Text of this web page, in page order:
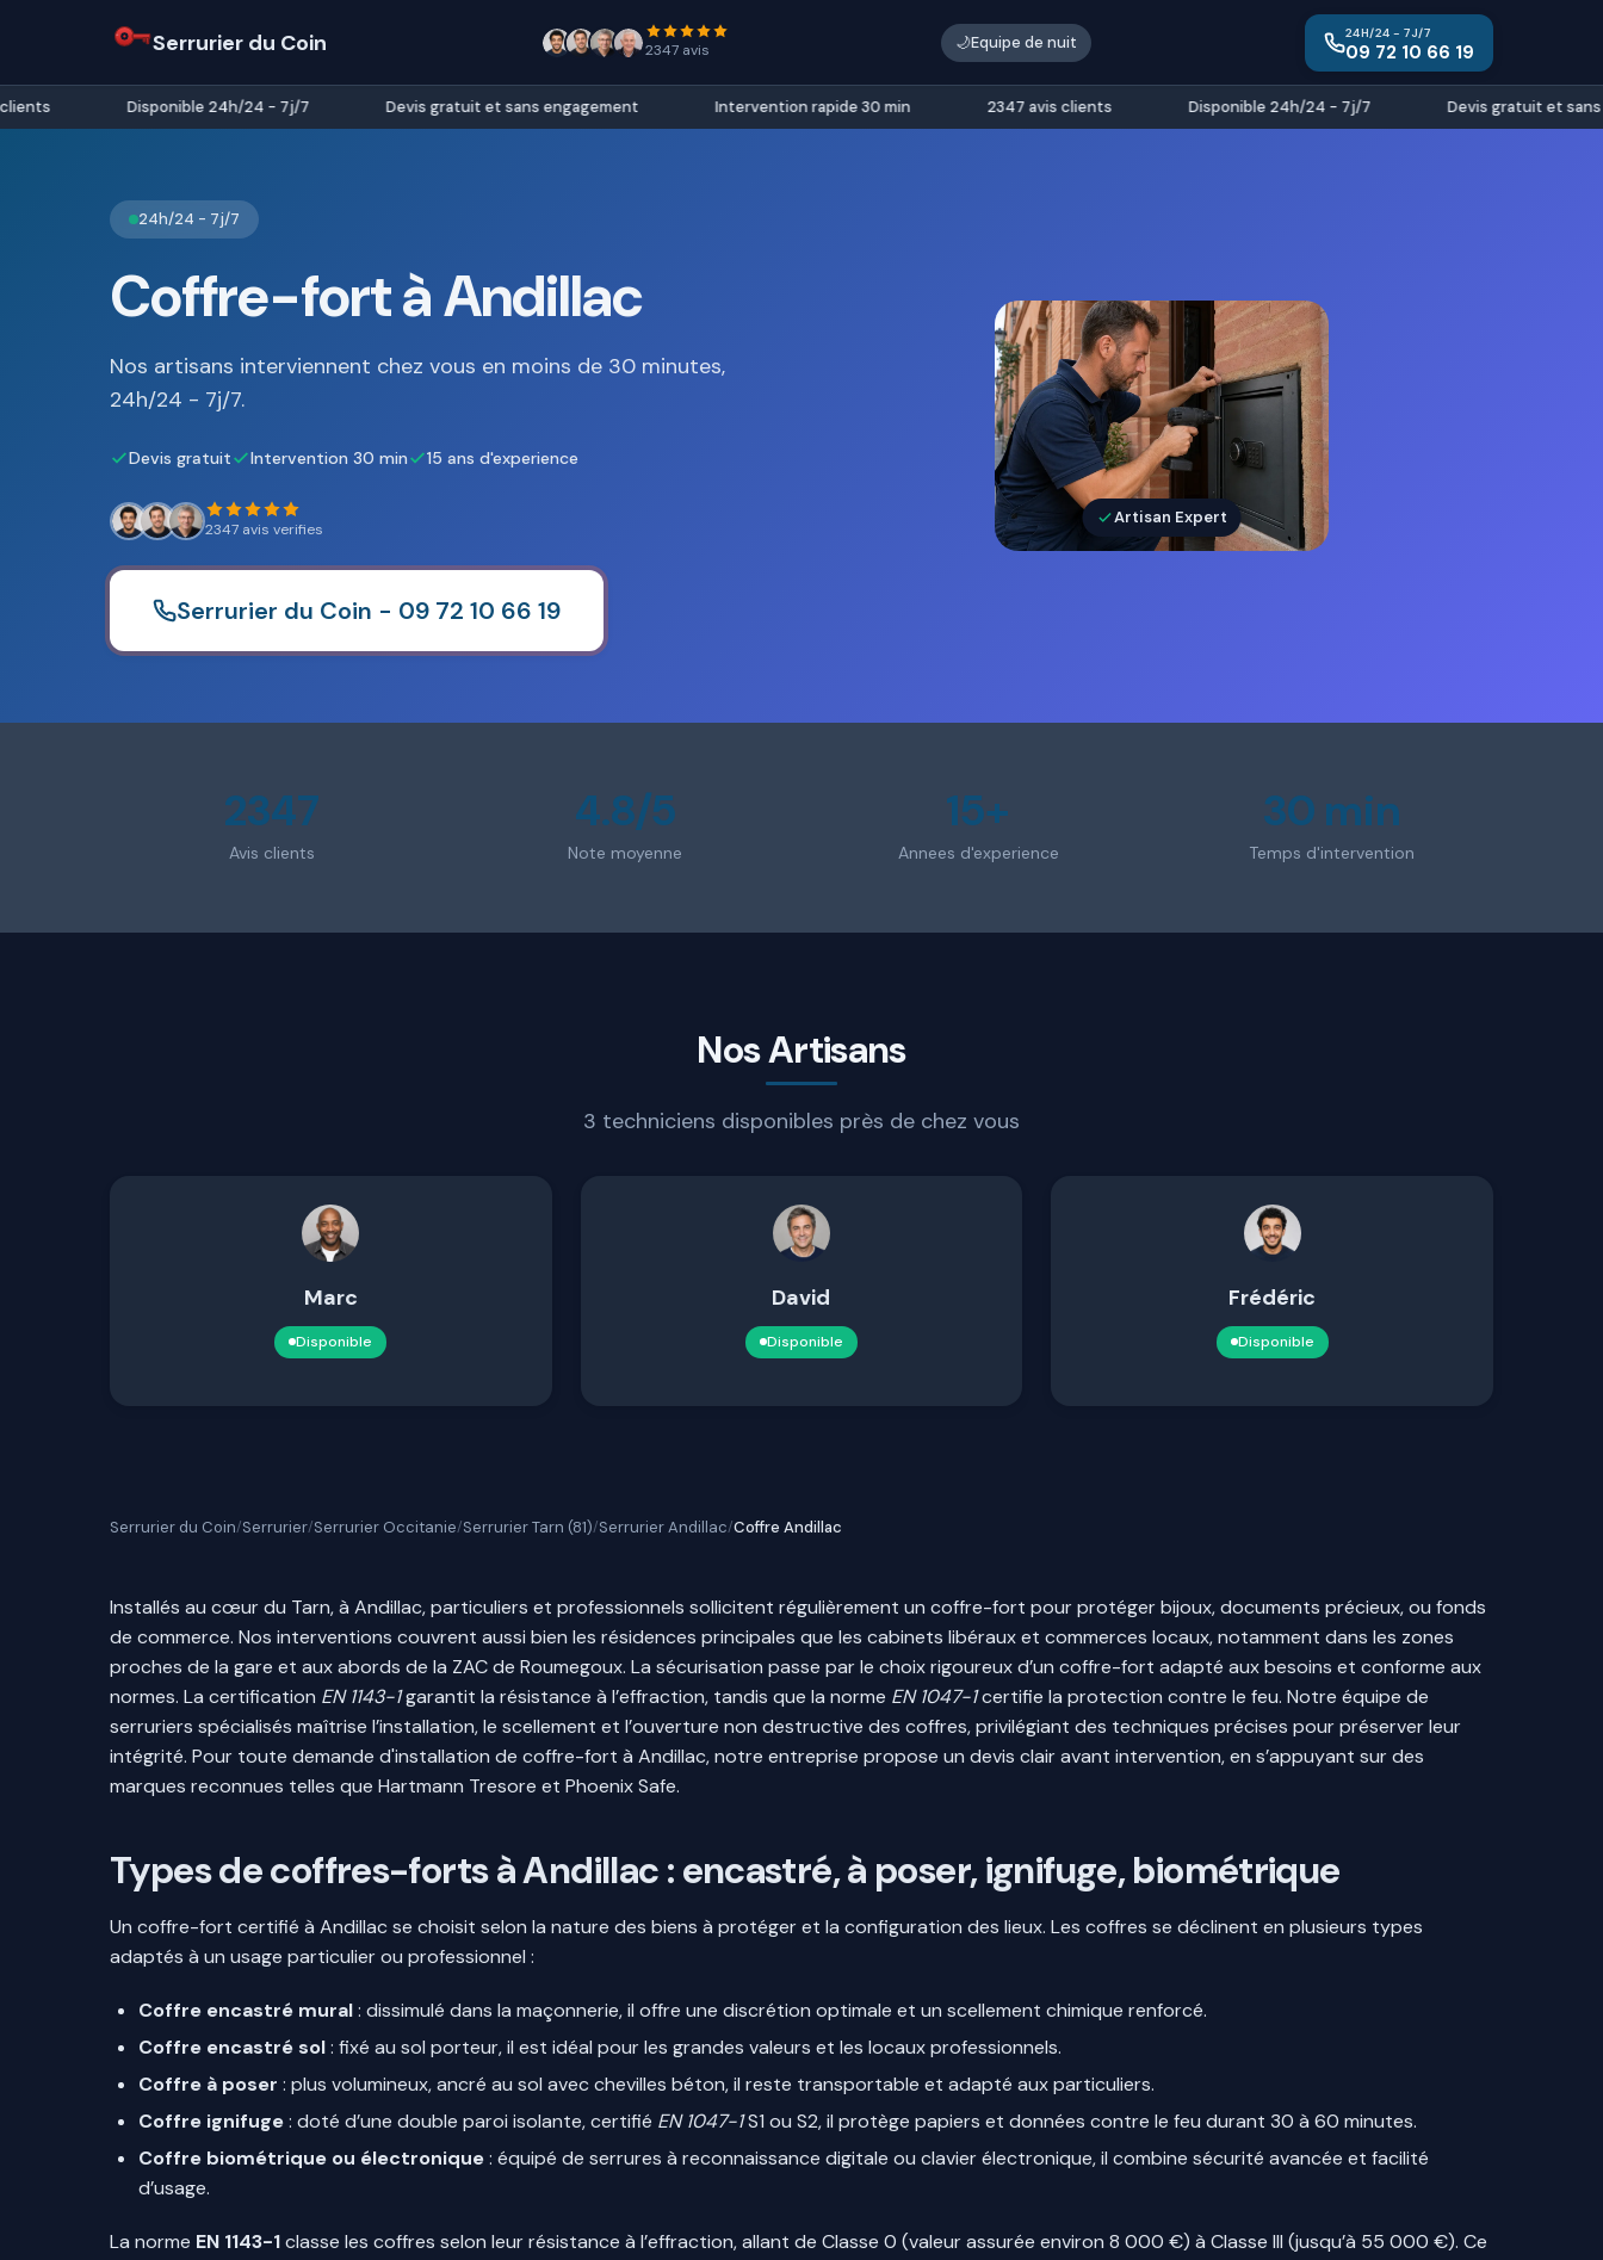
Serrurier du Coin 2347 avis 🌙Equipe de nuit 24H/24 - 7J/7
09 72 10 66 19
Disponible 24h/24 - 7j/7 Devis gratuit et sans engagement Intervention rapide 30 min 2347 avis clients Disponible 24h/24 - 7j/7 Devis gratuit et sans
24h/24 - 7j/7
Coffre-fort à Andillac
Nos artisans interviennent chez vous en moins de 30 minutes,
24h/24 - 7j/7.
Devis gratuit Intervention 30 min 15 ans d'experience
2347 avis verifies
Serrurier du Coin - 09 72 10 66 19
Artisan Expert
2347
Avis clients
4.8/5
Note moyenne
15+
Annees d'experience
30 min
Temps d'intervention
Nos Artisans
3 techniciens disponibles près de chez vous
Marc
Disponible
David
Disponible
Frédéric
Disponible
Serrurier du Coin/Serrurier/Serrurier Occitanie/Serrurier Tarn (81)/Serrurier Andillac/Coffre Andillac
Installés au cœur du Tarn, à Andillac, particuliers et professionnels sollicitent régulièrement un coffre-fort pour protéger bijoux, documents précieux, ou fonds
de commerce. Nos interventions couvrent aussi bien les résidences principales que les cabinets libéraux et commerces locaux, notamment dans les zones
proches de la gare et aux abords de la ZAC de Roumegoux. La sécurisation passe par le choix rigoureux d’un coffre-fort adapté aux besoins et conforme aux
normes. La certification EN 1143-1garantit la résistance à l’effraction, tandis que la norme EN 1047-1certifie la protection contre le feu. Notre équipe de
serruriers spécialisés maîtrise l’installation, le scellement et l’ouverture non destructive des coffres, privilégiant des techniques précises pour préserver leur
intégrité. Pour toute demande d'installation de coffre-fort à Andillac, notre entreprise propose un devis clair avant intervention, en s’appuyant sur des
marques reconnues telles que Hartmann Tresore et Phoenix Safe.
Types de coffres-forts à Andillac : encastré, à poser, ignifuge, biométrique
Un coffre-fort certifié à Andillac se choisit selon la nature des biens à protéger et la configuration des lieux. Les coffres se déclinent en plusieurs types
adaptés à un usage particulier ou professionnel :
Coffre encastré mural: dissimulé dans la maçonnerie, il offre une discrétion optimale et un scellement chimique renforcé.
Coffre encastré sol: fixé au sol porteur, il est idéal pour les grandes valeurs et les locaux professionnels.
Coffre à poser : plus volumineux, ancré au sol avec chevilles béton, il reste transportable et adapté aux particuliers.
Coffre ignifuge: doté d’une double paroi isolante, certifié EN 1047-1S1 ou S2, il protège papiers et données contre le feu durant 30 à 60 minutes.
Coffre biométrique ou électronique: équipé de serrures à reconnaissance digitale ou clavier électronique, il combine sécurité avancée et facilité
d’usage.
La norme EN 1143-1classe les coffres selon leur résistance à l’effraction, allant de Classe 0 (valeur assurée environ 8 000 €) à Classe III (jusqu’à 55 000 €). Ce